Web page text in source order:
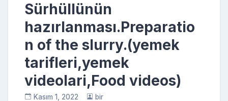
Sürhüllünün
hazırlanması.Preparatio
n of the slurry.(yemek
tarifleri,yemek
videolari,Food videos)
Kasım 1, 2022 bir